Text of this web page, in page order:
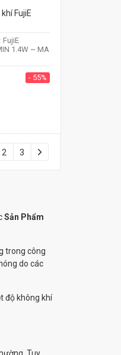
FujiE
FujiE
1.4W ~ MA
- 55%
2 3
Sản Phẩm
trong công
do các
độ không khí